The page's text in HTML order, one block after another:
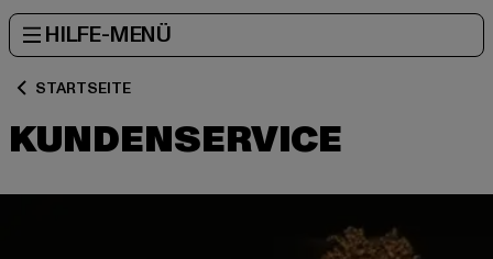
HILFE-MENÜ
STARTSEITE